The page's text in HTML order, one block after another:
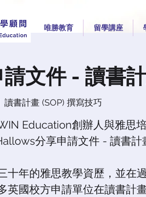
唯勝教育 留學講座
文件 - 讀書
讀書計畫 (SOP) 撰寫技巧
Education創辦人與雅思
分享申請文件 - 讀書計
十年的雅思教學資歷，並在
英國校方申請單位在讀書計